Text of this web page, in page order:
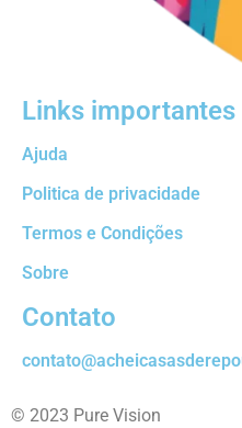
Links importantes
Ajuda
Politica de privacidade
Termos e Condições
Sobre
Contato
© 2023 Pure Vision